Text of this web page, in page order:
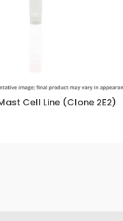
Cell Line (Clone 2E2)